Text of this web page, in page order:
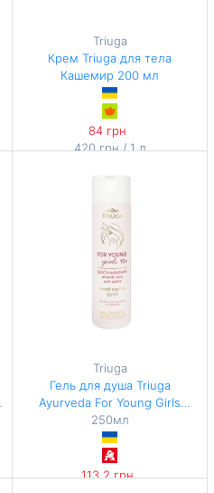
Triuga
Крем Triuga для тела
Кашемир 200 мл
84 грн
420 грн / 1 л
Triuga
Гель для душа Triuga
Ayurveda For Young Girls
безсульфатный мягкий 250мл
250мл
113,2 грн